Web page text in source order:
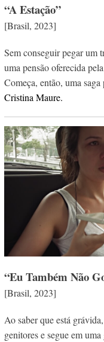
“A Estação”
[Brasil, 2023]
Sem conseguir pegar um
uma pensão oferecida
Começa, então, uma
Cristina Maure.
“Eu Também Não
[Brasil, 2023]
Ao saber que está
genitores e segue em